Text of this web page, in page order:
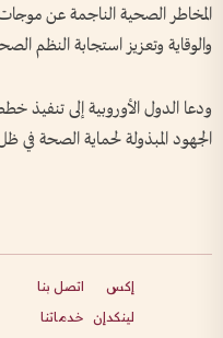
المخاطر الصحية الناجمة عن
والوقاية وتعزيز استجابة النظم
ودعا الدول الأوروبية إلى تنفيذ
الجهود المبذولة لحماية الصحة في
إكس
لينكدإن
اتصل بنا
خدماتنا